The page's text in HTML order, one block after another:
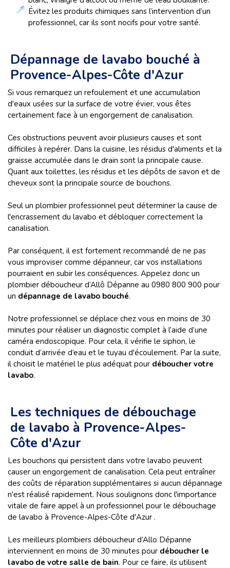
Évitez les produits chimiques sans l’intervention d’un
professionnel, car ils sont nocifs pour votre santé.
Dépannage de lavabo bouché à
Provence-Alpes-Côte d'Azur
Si vous remarquez un refoulement et une accumulation
d'eaux usées sur la surface de votre évier, vous êtes
certainement face à un engorgement de canalisation.
Ces obstructions peuvent avoir plusieurs causes et sont
difficiles à repérer. Dans la cuisine, les résidus d'aliments et la
graisse accumulée dans le drain sont la principale cause.
Quant aux toilettes, les résidus et les dépôts de savon et de
cheveux sont la principale source de bouchons.
Seul un plombier professionnel peut déterminer la cause de
l'encrassement du lavabo et débloquer correctement la
canalisation.
Par conséquent, il est fortement recommandé de ne pas
vous improviser comme dépanneur, car vos installations
pourraient en subir les conséquences. Appelez donc un
plombier déboucheur d’Allô Dépanne au 0980 800 900 pour
un dépannage de lavabo bouché.
Notre professionnel se déplace chez vous en moins de 30
minutes pour réaliser un diagnostic complet à l’aide d’une
caméra endoscopique. Pour cela, il vérifie le siphon, le
conduit d’arrivée d’eau et le tuyau d'écoulement. Par la suite,
il choisit le matériel le plus adéquat pour déboucher votre
lavabo.
Les techniques de débouchage
de lavabo à Provence-Alpes-
Côte d'Azur
Les bouchons qui persistent dans votre lavabo peuvent
causer un engorgement de canalisation. Cela peut entraîner
des coûts de réparation supplémentaires si aucun dépannage
n'est réalisé rapidement. Nous soulignons donc l'importance
vitale de faire appel à un professionnel pour le débouchage
de lavabo à Provence-Alpes-Côte d'Azur .
Les meilleurs plombiers déboucheur d’Allo Dépanne
interviennent en moins de 30 minutes pour déboucher le
lavabo de votre salle de bain. Pour ce faire, ils utilisent